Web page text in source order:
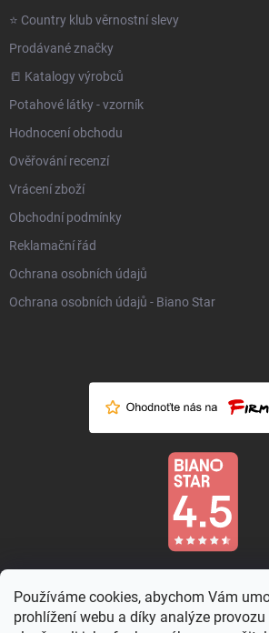
Používáme cookies, abychom Vám
prohlížení webu a díky analýze
⭐️ Country klub věrnostní slevy
Prodávané značky
📒 Katalogy výrobců
Potahové látky - vzorník
Hodnocení obchodu
Ověřování recenzí
Vrácení zboží
Obchodní podmínky
Reklamační řád
Ochrana osobních údajů
Ochrana osobních údajů - Biano Star